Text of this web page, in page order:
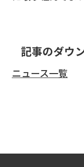
記事のダウ
ニュース一覧